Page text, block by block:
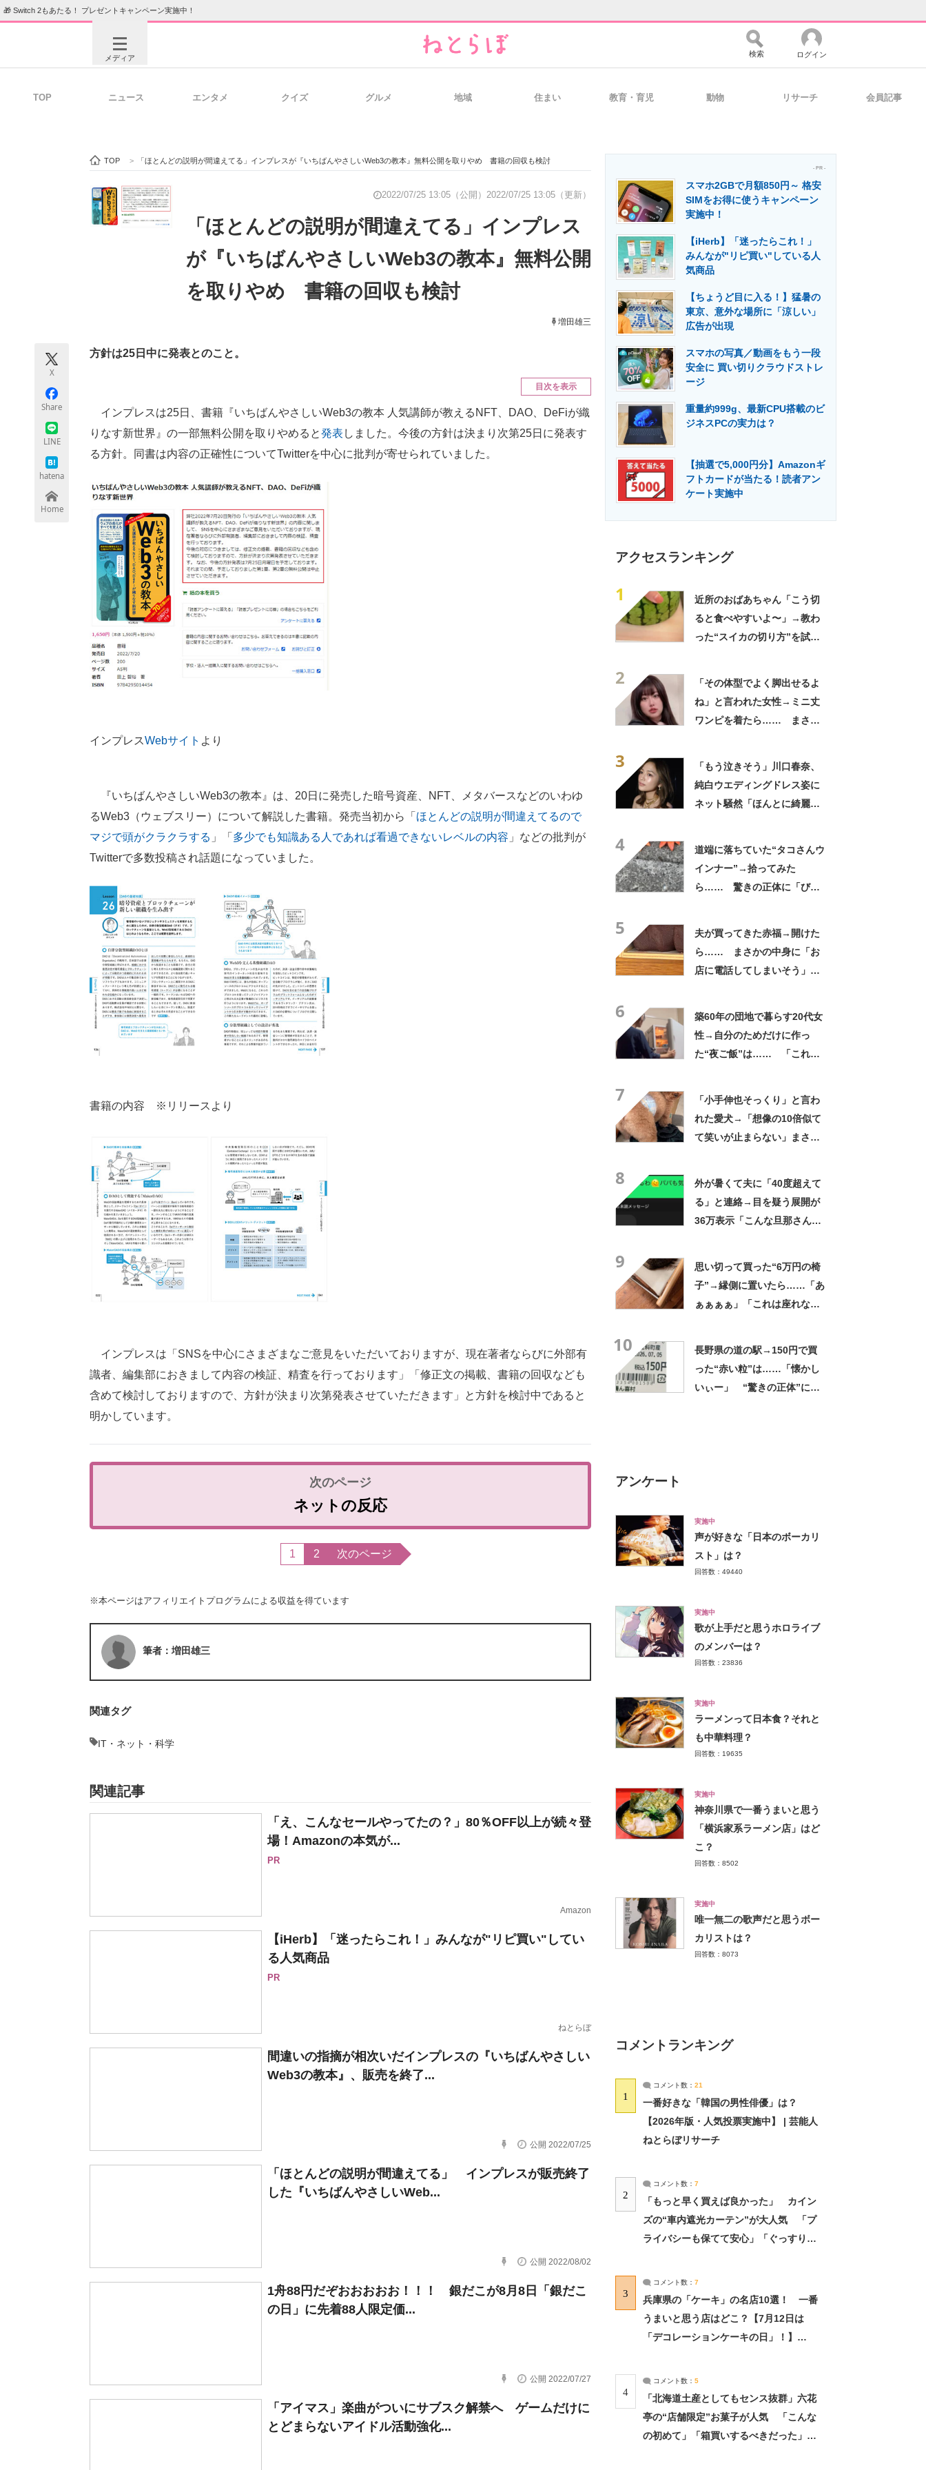
🎁 Switch 2もあたる！ プレゼントキャンペーン実施中！
メディア
ビジネスと働き方のヒント 経営リーダーのコミュニティ マーケ×ITの今がよく分かる
ITエンジニア向け専門サイト 企業向けIT製品の総合サイト IT製品の技術・比較・事例 製造業のIT導入・活用を支援
エネルギーの専門メディア 建設×テクノロジーの最前線
検索 ログイン
TOP ニュース エンタメ クイズ グルメ 地域 住まい 教育・育児 動物 リサーチ 会員記事
TOP > 「ほとんどの説明が間違えてる」インプレスが『いちばんやさしいWeb3の教本』無料公開を取りやめ 書籍の回収も検討
2022/07/25 13:05（公開） 2022/07/25 13:05（更新）
「ほとんどの説明が間違えてる」インプレス
が『いちばんやさしいWeb3の教本』無料公開
を取りやめ 書籍の回収も検討
増田雄三
X
Share
LINE
hatena
Home
方針は25日中に発表とのこと。
目次を表示
インプレスは25日、書籍『いちばんやさしいWeb3の教本 人気講師が教えるNFT、DAO、DeFiが織
りなす新世界』の一部無料公開を取りやめると発表 しました。今後の方針は決まり次第25日に発表す
る方針。同書は内容の正確性についてTwitterを中心に批判が寄せられていました。
インプレスWebサイト より
『いちばんやさしいWeb3の教本』は、20日に発売した暗号資産、NFT、メタバースなどのいわゆ
るWeb3（ウェブスリー）について解説した書籍。発売当初から「 ほとんどの説明が間違えてるので
マジで頭がクラクラする 」「 多少でも知識ある人であれば看過できないレベルの内容 」などの批判が
Twitterで多数投稿され話題になっていました。
書籍の内容 ※リリースより
インプレスは「SNSを中心にさまざまなご意見をいただいておりますが、現在著者ならびに外部有
識者、編集部におきまして内容の検証、精査を行っております」「修正文の掲載、書籍の回収なども
含めて検討しておりますので、方針が決まり次第発表させていただきます」と方針を検討中であると
明かしています。
ネットの反応
1 2 次のページ
※本ページはアフィリエイトプログラムによる収益を得ています
筆者：増田雄三
関連タグ
IT・ネット・科学
関連記事
「え、こんなセールやってたの？」80％OFF以上が続々登
場！Amazonの本気が...
PR
Amazon
【iHerb】「迷ったらこれ！」みんなが"リピ買い"してい
る人気商品
PR
ねとらぼ
間違いの指摘が相次いだインプレスの『いちばんやさしい
Web3の教本』、販売を終了...
公開 2022/07/25
「ほとんどの説明が間違えてる」 インプレスが販売終了
した『いちばんやさしいWeb...
公開 2022/08/02
1舟88円だぞおおおおお！！！ 銀だこが8月8日「銀だこ
の日」に先着88人限定価...
公開 2022/07/27
「アイマス」楽曲がついにサブスク解禁へ ゲームだけに
とどまらないアイドル活動強化...
- PR -
スマホ2GBで月額850円～ 格安
SIMをお得に使うキャンペーン
実施中！
【iHerb】「迷ったらこれ！」
みんなが"リピ買い"している人
気商品
【ちょうど目に入る！】猛暑の
東京、意外な場所に「涼しい」
広告が出現
スマホの写真／動画をもう一段
安全に 買い切りクラウドストレ
ージ
重量約999g、最新CPU搭載のビ
ジネスPCの実力は？
【抽選で5,000円分】Amazonギ
フトカードが当たる！読者アン
ケート実施中
アクセスランキング
1
近所のおばあちゃん「こう切
ると食べやすいよ〜」→教わ
った“スイカの切り方”を試し
2
「その体型でよく脚出せるよ
ね」と言われた女性→ミニ丈
ワンピを着たら…… まさか
3
「もう泣きそう」川口春奈、
純白ウエディングドレス姿に
ネット騒然「ほんとに綺麗」
4
道端に落ちていた“タコさんウ
インナー”→拾ってみた
ら…… 驚きの正体に「びっ
5
夫が買ってきた赤福→開けた
ら…… まさかの中身に「お
店に電話してしまいそう」
6
築60年の団地で暮らす20代女
性→自分のためだけに作っ
た“夜ご飯”は…… 「これぞ
7
「小手伸也そっくり」と言わ
れた愛犬→「想像の10倍似て
て笑いが止まらない」まさか
8
外が暑くて夫に「40度超えて
る」と連絡→目を疑う展開が
36万表示「こんな旦那さん羨
9
思い切って買った“6万円の椅
子”→縁側に置いたら……「あ
ぁぁぁぁ」「これは座れな
10
長野県の道の駅→150円で買
った“赤い粒”は……「懐かし
いぃー」 “驚きの正体”に
アンケート
実施中
声が好きな「日本のボーカリ
スト」は？
回答数：49440
実施中
歌が上手だと思うホロライブ
のメンバーは？
回答数：23836
実施中
ラーメンって日本食？それと
も中華料理？
回答数：19635
実施中
神奈川県で一番うまいと思う
「横浜家系ラーメン店」はど
こ？
回答数：8502
実施中
唯一無二の歌声だと思うボー
カリストは？
回答数：8073
コメントランキング
1
コメント数： 21
一番好きな「韓国の男性俳優」は？
【2026年版・人気投票実施中】 | 芸能人
ねとらぼリサーチ
2
コメント数： 7
「もっと早く買えば良かった」 カイン
ズの“車内遮光カーテン”が大人気 「プ
ライバシーも保てて安心」「ぐっすり眠
3
コメント数： 7
兵庫県の「ケーキ」の名店10選！ 一番
うまいと思う店はどこ？【7月12日は
「デコレーションケーキの日」！】
4
コメント数： 5
「北海道土産としてもセンス抜群」六花
亭の“店舗限定”お菓子が人気 「こんな
の初めて」「箱買いするべきだった」